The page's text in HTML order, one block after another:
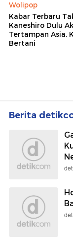
Wolipop
Kabar Terbaru
Kaneshiro Dulu
Tertampan Asia,
Bertani
Berita